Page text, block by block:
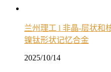
兰州理工 l 非晶-层状和
镍钛形状记忆合金
2025/10/14